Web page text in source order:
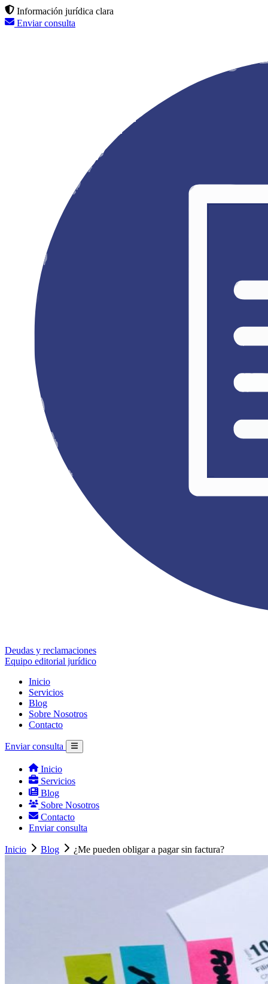
Información jurídica clara
Enviar consulta
Deudas y reclamaciones
Equipo editorial jurídico
Inicio
Servicios
Blog
Sobre Nosotros
Contacto
Enviar consulta
Inicio
Servicios
Blog
Sobre Nosotros
Contacto
Enviar consulta
Inicio Blog ¿Me pueden obligar a pagar sin factura?